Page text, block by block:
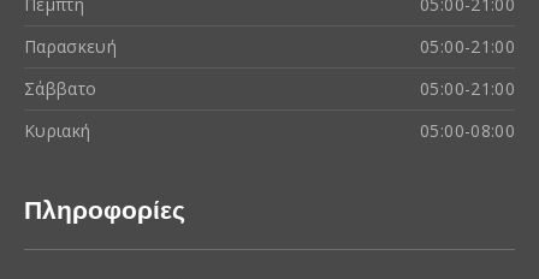
Παρασκευή
05:00-21:00
Σάββατο
05:00-21:00
Κυριακή
05:00-08:00
Πληροφορίες